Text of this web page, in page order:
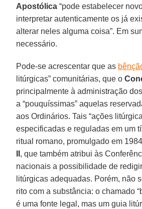
Apostólica “pode estabelecer
interpretar autenticamente os já
alterar neles alguma coisa”. Em
necessário.
Pode-se acrescentar que as
litúrgicas” comunitárias, que o
principalmente à administração
a “pouquíssimas” aquelas
aos Ordinários. Tais “ações
especificadas e reguladas em um
ritual romano, promulgado em
, que também atribui às
nacionais a possibilidade de
litúrgicas adequadas. Porém, não
rito com a substância: o chamado
é uma fonte legal, mas um guia